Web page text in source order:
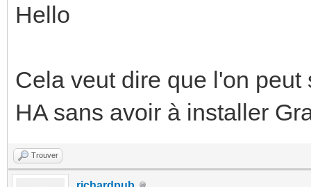
Hello
Cela veut dire que l'on
HA sans avoir à installer
Trouver